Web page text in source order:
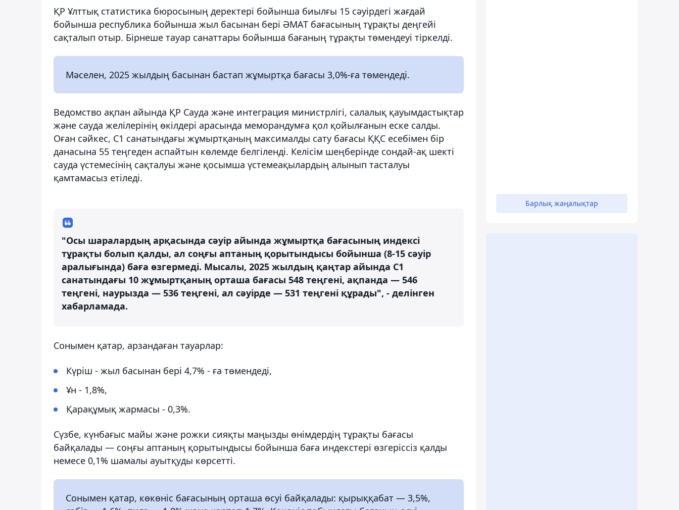
ҚР Ұлттық статистика бюросының деректері бойынша биылғы 15 сәуірдегі жағдай
бойынша республика бойынша жыл басынан бері ӘМАТ бағасының тұрақты деңгейі
сақталып отыр. Бірнеше тауар санаттары бойынша бағаның тұрақты төмендеуі тіркелді.
Мәселен, 2025 жылдың басынан бастап жұмыртқа бағасы 3,0%-ға төмендеді.
Ведомство ақпан айында ҚР Сауда және интеграция министрлігі, салалық қауымдастықтар
және сауда желілерінің өкілдері арасында меморандумға қол қойылғанын еске салды.
Оған сәйкес, С1 санатындағы жұмыртқаның максималды сату бағасы ҚҚС есебімен бір
данасына 55 теңгеден аспайтын көлемде белгіленді. Келісім шеңберінде сондай-ақ шекті
сауда үстемесінің сақталуы және қосымша үстемеақылардың алынып тасталуы
қамтамасыз етіледі.
"Осы шаралардың арқасында сәуір айында жұмыртқа бағасының индексі
тұрақты болып қалды, ал соңғы аптаның қорытындысы бойынша (8-15 сәуір
аралығында) баға өзгермеді. Мысалы, 2025 жылдың қаңтар айында С1
санатындағы 10 жұмыртқаның орташа бағасы 548 теңгені, ақпанда — 546
теңгені, наурызда — 536 теңгені, ал сәуірде — 531 теңгені құрады", - делінген
хабарламада.
Сонымен қатар, арзандаған тауарлар:
Күріш - жыл басынан бері 4,7% - ға төмендеді,
Ұн - 1,8%,
Қарақұмық жармасы - 0,3%.
Сүзбе, күнбағыс майы және рожки сияқты маңызды өнімдердің тұрақты бағасы
байқалады — соңғы аптаның қорытындысы бойынша баға индекстері өзгеріссіз қалды
немесе 0,1% шамалы ауытқуды көрсетті.
Сонымен қатар, көкөніс бағасының орташа өсуі байқалады: қырыққабат — 3,5%,
Барлық жаңалықтар